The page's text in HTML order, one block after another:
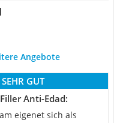
Angebote
SEHR GUT
Anti-Edad:
eigenet sich als